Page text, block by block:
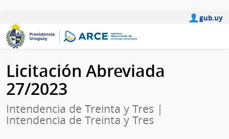
gub.uy
Licitación Abreviada
27/2023
Intendencia de Treinta y Tres |
Intendencia de Treinta y Tres